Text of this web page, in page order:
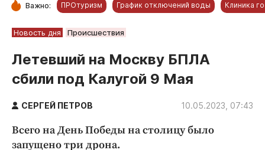
РУБРИКИ
Обнинск
Статьи
Народные новости
Авто и транспорт
Благоустройство
Важно: ПРОтуризм График отключений воды Клиника
Новость дня Происшествия
Летевший на Москву БПЛА
сбили под Калугой 9 Мая
СЕРГЕЙ ПЕТРОВ 10.05.2023, 07:43
Всего на День Победы на столицу было
запущено три дрона.